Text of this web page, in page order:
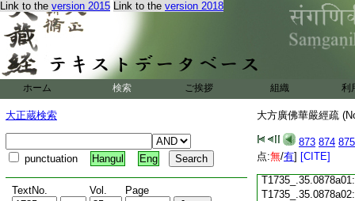
Link to the version 2015 Link to the version 2018
ホーム 検索 ご挨拶 組織 利
大正蔵検索
punctuation Hangul Eng
TextNo. Vol. Page
大方廣佛華嚴經疏
873 874 875
点:無/有] [CITE]